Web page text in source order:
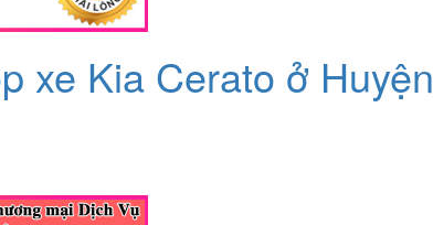
xe Kia Cerato ở Huyện